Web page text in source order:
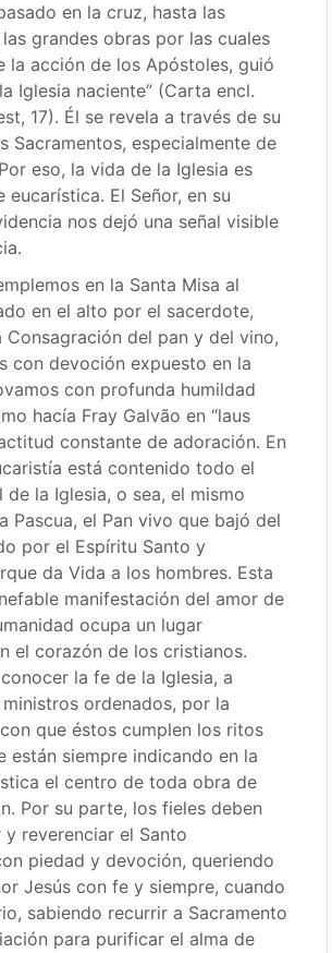
en la cruz, hasta las
grandes obras por las cuales
la acción de los Apóstoles, guió
Iglesia naciente” (Carta encl.
17). Él se revela a través de su
Sacramentos, especialmente de
eso, la vida de la Iglesia es
eucarística. El Señor, en su
nos dejó una señal visible
en la Santa Misa al
en el alto por el sacerdote,
Consagración del pan y del vino,
con devoción expuesto en la
con profunda humildad
hacía Fray Galvão en “laus
constante de adoración. En
está contenido todo el
de la Iglesia, o sea, el mismo
Pascua, el Pan vivo que bajó del
por el Espíritu Santo y
da Vida a los hombres. Esta
manifestación del amor de
ocupa un lugar
el corazón de los cristianos.
la fe de la Iglesia, a
ordenados, por la
que éstos cumplen los ritos
están siempre indicando en la
el centro de toda obra de
Por su parte, los fieles deben
reverenciar el Santo
piedad y devoción, queriendo
Jesús con fe y siempre, cuando
sabiendo recurrir a Sacramento
para purificar el alma de